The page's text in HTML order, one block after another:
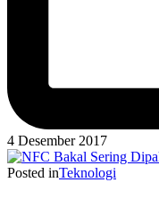
4 Desember 2017
Posted inTeknologi